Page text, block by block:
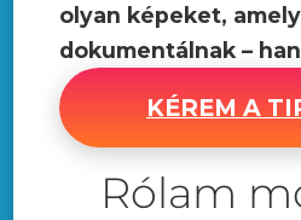
olyan képeket,
dokumentálnak –
KÉREM A
Rólam